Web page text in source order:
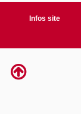
Infos site